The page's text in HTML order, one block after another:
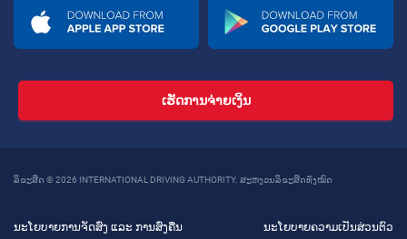
ເຮັດການຈ່າຍເງິນ
ລິຂະສິດ © 2026 INTERNATIONAL DRIVING AUTHORITY. ສະຫງວນລິຂະສິດທັງໝົດ
ນະໂຍບາຍການຈັດສົ່ງ ແລະ ການສົ່ງຄືນ ນະໂຍບາຍຄວາມເປັນສ່ວນຕົວ